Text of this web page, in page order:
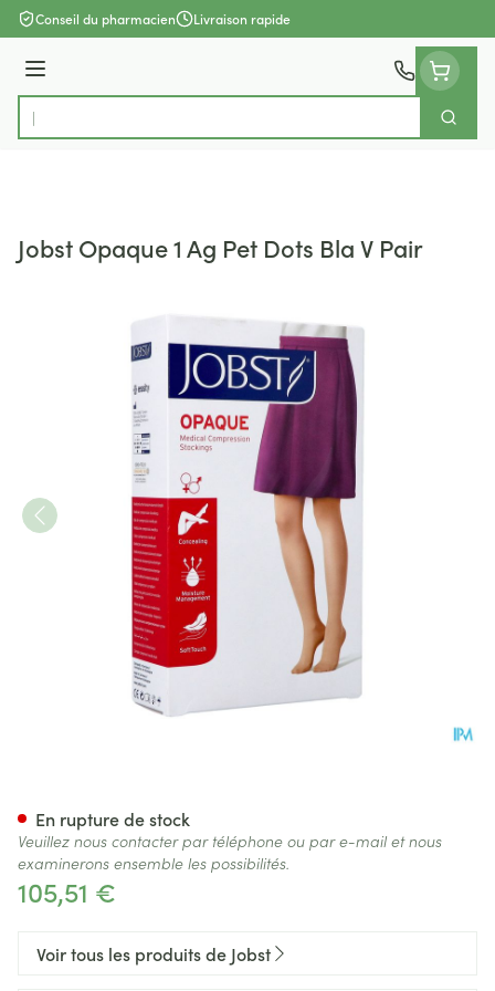
Aller au contenu
Conseil du pharmacien Livraison rapide
Menu
Rechercher
Jobst Opaque 1 Ag Pet Dots Bla V Pair
105,51 €
En rupture de stock
Veuillez nous contacter par téléphone ou par e-mail et nous
examinerons ensemble les possibilités.
Voir tous les produits de Jobst